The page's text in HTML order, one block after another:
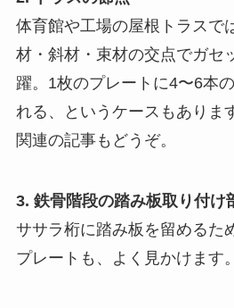
体育館や工場の屋根トラスで
材・斜材・束材の交点でガセ
躍。1枚のプレートに4〜6本
れる、というケースもありま
関連の記事もどうぞ。
3. 鉄骨階段の踏み板取り付け
ササラ桁に踏み板を留めるた
プレートも、よく見かけます。